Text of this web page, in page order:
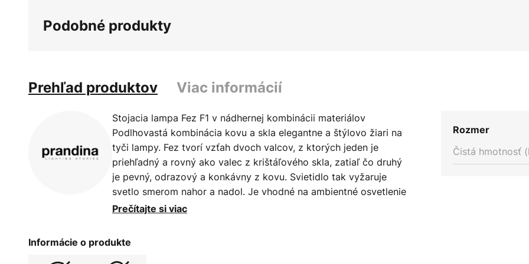
obrázkov
Podobné produkty
Prehľad produktov Viac informácií
Stojacia lampa Fez F1 v nádhernej kombinácii materiálov
Podlhovastá kombinácia kovu a skla elegantne a štýlovo žiari na
tyči lampy. Fez tvorí vzťah dvoch valcov, z ktorých jeden je
priehľadný a rovný ako valec z krištáľového skla, zatiaľ čo druhý
je pevný, odrazový a konkávny z kovu. Svietidlo tak vyžaruje
svetlo smerom nahor a nadol. Je vhodné na ambientné osvetlenie
v rokovacích miestnostiach, hotelových salónikoch alebo v
jasnému dizajnovému jazyku je svietidlo Fez jednoduché a
zároveň výrazné a dá sa ľahko integrovať do mnohých štýlov.
Prečítajte si viac
Informácie o produkte
Rozmer
Čistá hmotnosť